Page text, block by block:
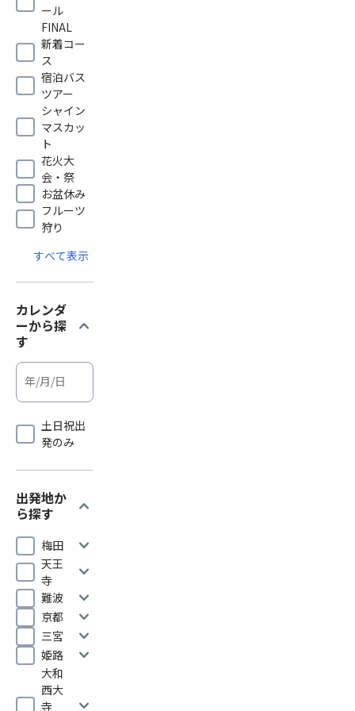
ール
FINAL
新着コー
ス
宿泊バス
ツアー
シャイン
マスカッ
ト
花火大
会・祭
お盆休み
フルーツ
狩り
すべて表示
カレンダ
ーから探
す
expand_more
土日祝出
発のみ
出発地か
ら探す
expand_more
梅田 expand_more
天王
寺
expand_more
難波 expand_more
京都 expand_more
三宮 expand_more
姫路 expand_more
大和
西大
寺
expand_more